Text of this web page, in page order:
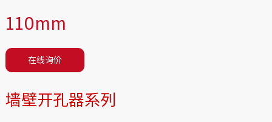
110mm
在线询价
墙壁开孔器系列